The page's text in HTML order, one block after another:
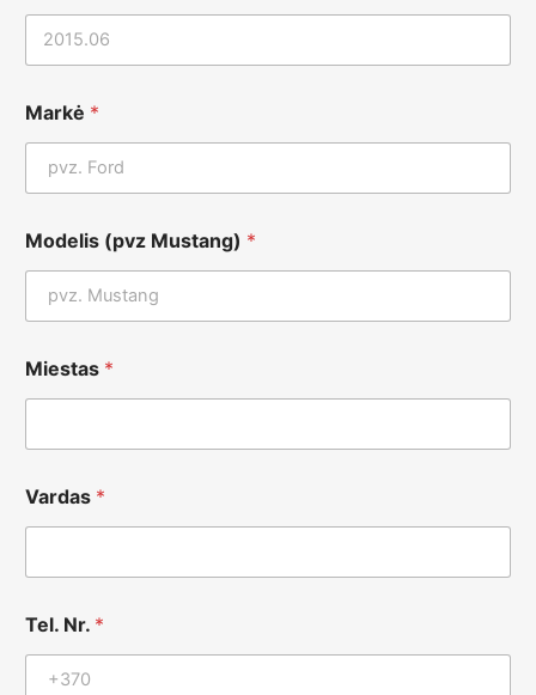
Markė *
Modelis (pvz Mustang) *
Miestas *
r
.
s
t
a
Vardas *
Tel. Nr. *